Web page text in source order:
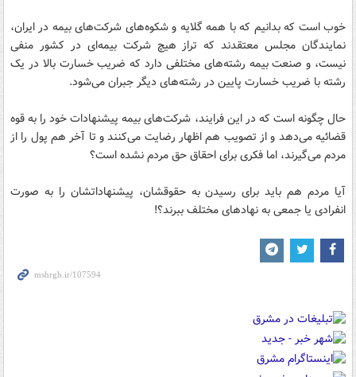
خوب است که بدانیم که با همه گلایه و شکوه‌های شرکت‌های بیمه در ایران،
نمایندگان مجلس معتقدند که تراز هیچ شرکت بیمه‌ای در کشور منفی
نیست، و صنعت بیمه رشته‌های مختلفی دارد که ضریب خسارت بالا در یک
رشته با ضریب خسارت پایین در رشته‌های دیگر جبران می‌شود.
حال چگونه است که در این فرایند، شرکت‌های بیمه پیشنهادات خود را به قوه
قضائیه می‌دهد و از تصویب هم اظهار رضایت می‌کنند و تا آخر هم پول را از
مردم می‌گیرند، اما فکری برای احقاق حق مردم نشده است؟
آیا مردم هم باید برای رسیدن به حقوقشان، پیشنهاداتشان را به صورت
انفرادی یا جمعی به نهادهای مختلف ببرند؟!